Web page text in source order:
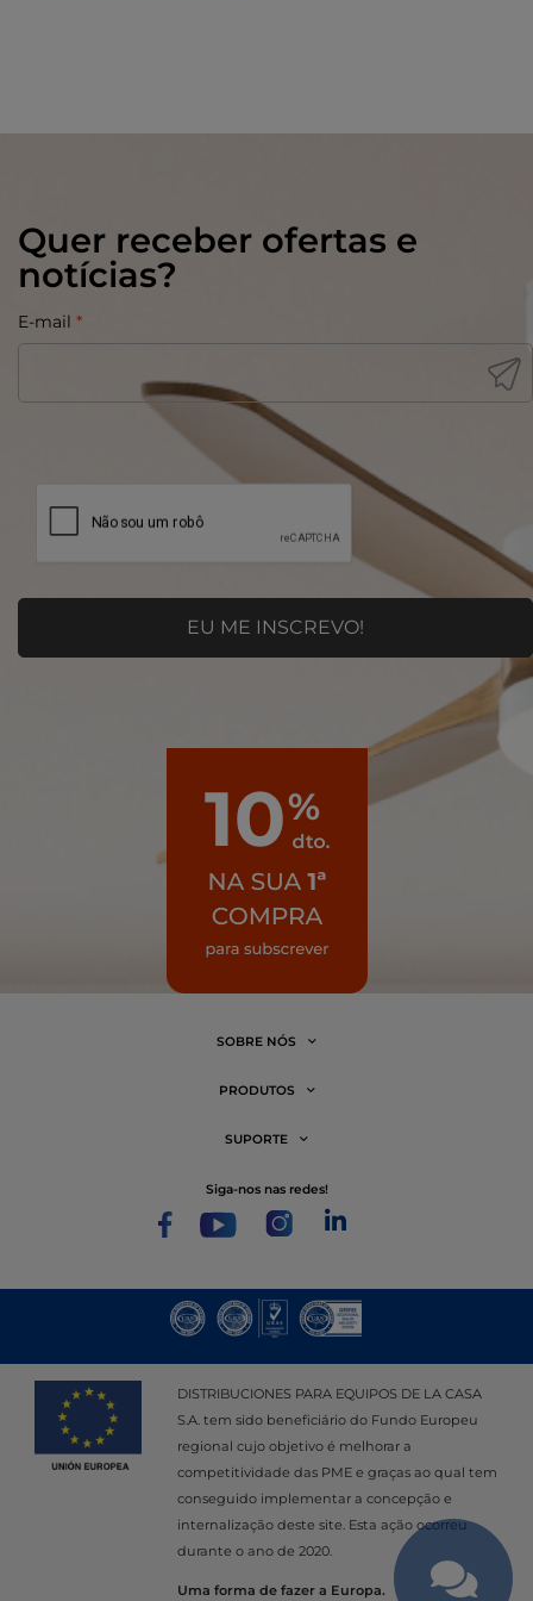
Quer receber ofertas e
notícias?
E-mail *
SOBRE NÓS
PRODUTOS
SUPORTE
siga-nos nas redes!
DISTRIBUCIONES PARA EQUIPOS DE LA CASA
S.A. tem sido beneficiário do Fundo Europeu
regional cujo objetivo é melhorar a
competitividade das PME e graças ao qual tem
conseguido implementar a concepção e
internalização deste site. Esta ação ocorreu
durante o ano de 2020.
Uma forma de fazer a Europa.